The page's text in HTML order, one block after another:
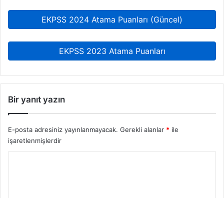
EKPSS 2024 Atama Puanları (Güncel)
EKPSS 2023 Atama Puanları
Bir yanıt yazın
E-posta adresiniz yayınlanmayacak. Gerekli alanlar * ile
işaretlenmişlerdir